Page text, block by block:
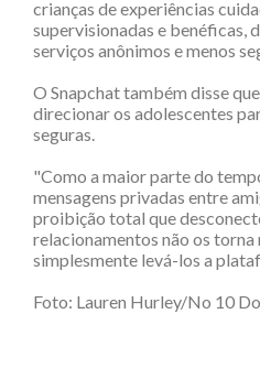
crianças de experiências
supervisionadas e benéficas,
serviços anônimos e menos
O Snapchat também disse
direcionar os adolescentes
seguras.
"Como a maior parte do
mensagens privadas entre
proibição total que
relacionamentos não os torna
simplesmente levá-los a
Foto: Lauren Hurley/No 10